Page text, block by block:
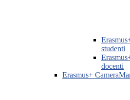
studenti
docenti
Erasmus+